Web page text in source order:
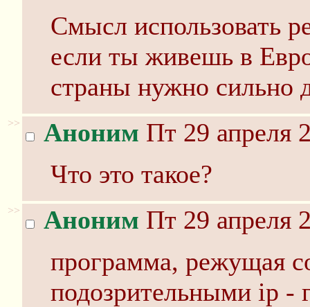
Смысл использовать
если ты живешь в
страны нужно сильно
>> Аноним Пт 29 апреля
Что это такое?
>> Аноним Пт 29 апреля
программа, режущая
подозрительными ip